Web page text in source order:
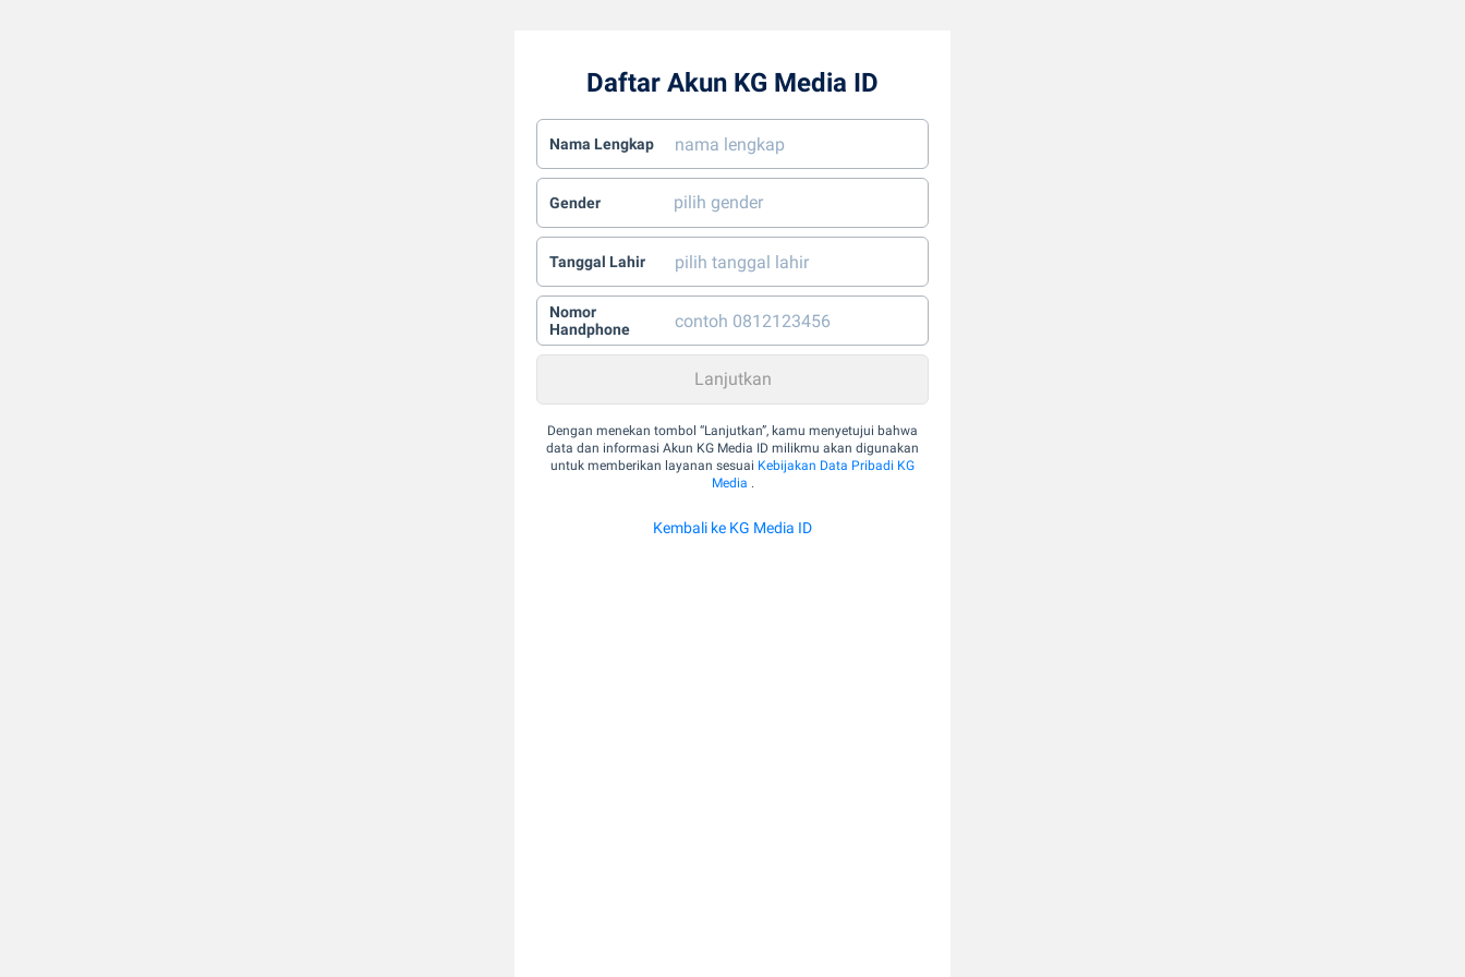
Daftar Akun KG Media ID
Nama Lengkap
Gender
Tanggal Lahir
Nomor
Handphone
Dengan menekan tombol “Lanjutkan”, kamu menyetujui bahwa
data dan informasi Akun KG Media ID milikmu akan digunakan
untuk memberikan layanan sesuai Kebijakan Data Pribadi KG
Media .
Kembali ke KG Media ID